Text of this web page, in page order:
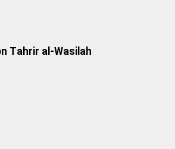
Tahrir al-Wasilah